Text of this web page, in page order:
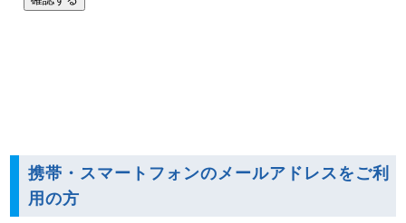
携帯・スマートフォンのメールアドレスをご利
用の方